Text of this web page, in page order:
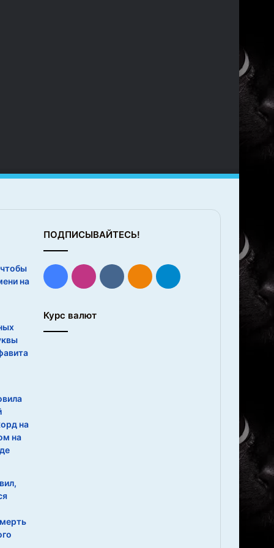
на
на
на
ПОДПИСЫВАЙТЕСЬ!
FacebookInstagramvk.comОдноклассники
Telegram
Курс валют